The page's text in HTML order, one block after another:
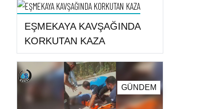
EŞMEKAYA KAVŞAĞINDA
KORKUTAN KAZA
GÜNDEM